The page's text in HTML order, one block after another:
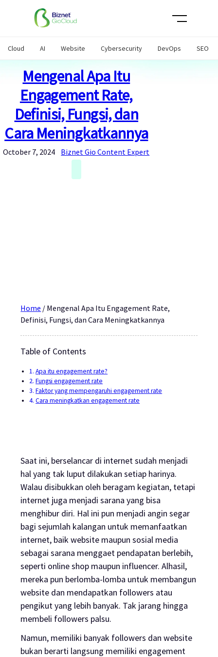
Cloud AI Website Cybersecurity DevOps SEO
Mengenal Apa Itu
Engagement Rate,
Definisi, Fungsi, dan
Cara Meningkatkannya
October 7, 2024 Biznet Gio Content Expert
Home / Mengenal Apa Itu Engagement Rate,
Definisi, Fungsi, dan Cara Meningkatkannya
Table of Contents
Apa itu engagement rate?
Fungsi engagement rate
Faktor yang mempengaruhi engagement rate
Cara meningkatkan engagement rate
Saat ini, berselancar di internet sudah menjadi
hal yang tak luput dilakukan setiap harinya.
Walau disibukkan oleh beragam kegiatan, tetapi
internet juga menjadi sarana yang bisa
menghibur diri. Hal ini pun menjadi angin segar
bagi sejumlah kalangan untuk memanfaatkan
internet, baikwebsite maupun sosial media
sebagai sarana menggaet pendapatan berlebih,
seperti online shop maupun influencer. Alhasil,
mereka pun berlomba-lomba untuk membangun
website dan mendapatkan followers atau
pengikut yang lebih banyak. Tak jarang hingga
membeli followers palsu.
Namun, memiliki banyak followers danwebsite
bukan berarti langsung memiliki engagement